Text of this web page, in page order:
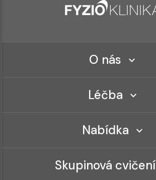
O nás
Léčba
Nabídka
Skupinová cvičení